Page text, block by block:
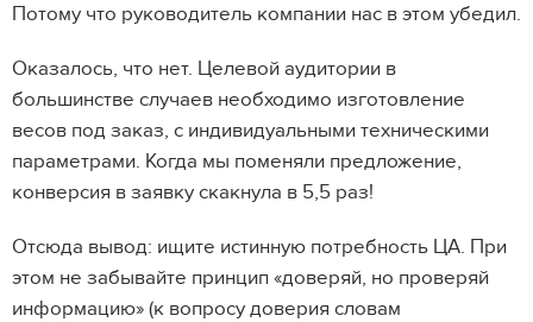
Потому что руководитель компании нас в этом убедил.
Оказалось, что нет. Целевой аудитории в
большинстве случаев необходимо изготовление
весов под заказ, с индивидуальными техническими
параметрами. Когда мы поменяли предложение,
конверсия в заявку скакнула в 5,5 раз!
Отсюда вывод: ищите истинную потребность ЦА. При
этом не забывайте принцип «доверяй, но проверяй
информацию» (к вопросу доверия словам